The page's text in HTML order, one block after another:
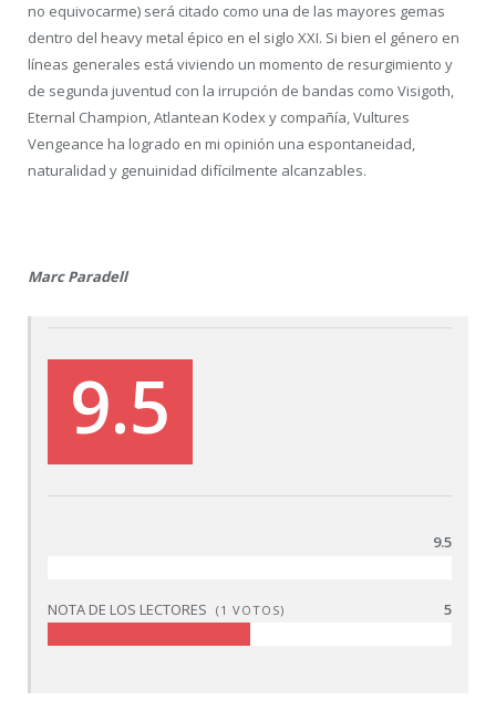
no equivocarme) será citado como una de las mayores gemas
dentro del heavy metal épico en el siglo XXI. Si bien el género en
líneas generales está viviendo un momento de resurgimiento y
de segunda juventud con la irrupción de bandas como Visigoth,
Eternal Champion, Atlantean Kodex y compañía, Vultures
Vengeance ha logrado en mi opinión una espontaneidad,
naturalidad y genuinidad difícilmente alcanzables.
Marc Paradell
9.5
9.5
NOTA DE LOS LECTORES (1 VOTOS) 5